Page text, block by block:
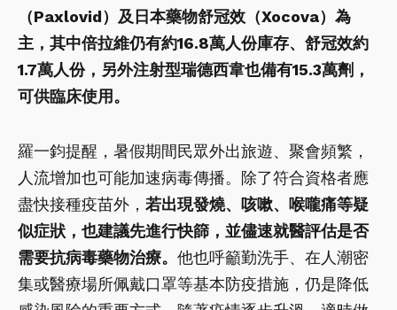
（Paxlovid）及日本藥物舒冠效（Xocova）為
主，其中倍拉維仍有約16.8萬人份庫存、舒冠效約
1.7萬人份，另外注射型瑞德西韋也備有15.3萬劑，
可供臨床使用。
羅一鈞提醒，暑假期間民眾外出旅遊、聚會頻繁，
人流增加也可能加速病毒傳播。除了符合資格者應
盡快接種疫苗外， 若出現發燒、咳嗽、喉嚨痛等疑
似症狀，也建議先進行快篩，並儘速就醫評估是否
需要抗病毒藥物治療。 他也呼籲勤洗手、在人潮密
集或醫療場所佩戴口罩等基本防疫措施，仍是降低